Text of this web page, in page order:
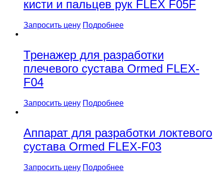
кисти и пальцев рук FLEX F05F
Запросить цену Подробнее
Тренажер для разработки
плечевого сустава Ormed FLEX-
F04
Запросить цену Подробнее
Аппарат для разработки локтевого
сустава Ormed FLEX-F03
Запросить цену Подробнее